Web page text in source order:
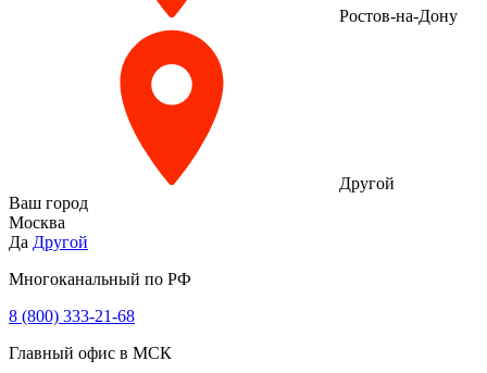
Ростов-на-Дону
Другой
Ваш город
Москва
Да Другой
Многоканальный по РФ
8 (800) 333‑21-68
Главный офис в МСК